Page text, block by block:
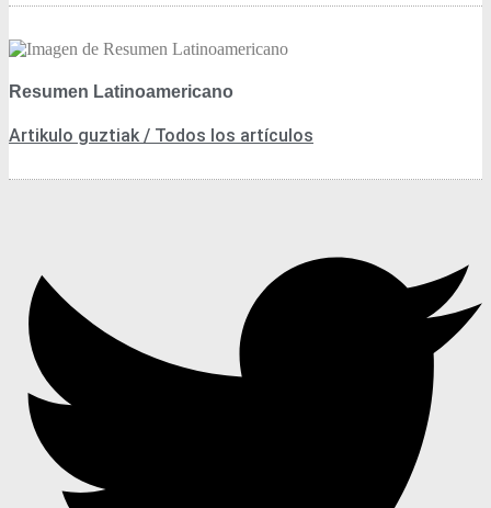
Resumen Latinoamericano
Artikulo guztiak / Todos los artículos